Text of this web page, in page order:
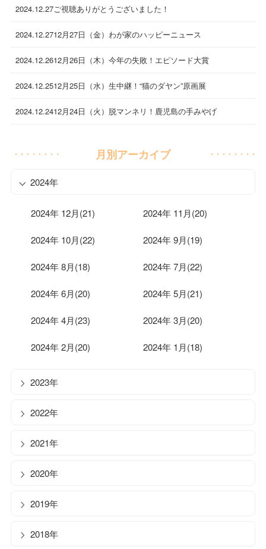
2024.12.27ご視聴ありがとうございました！
2024.12.2712月27日（金）わが家のハッピーニュース
2024.12.2612月26日（木）今年の失敗！エピソード大賞
2024.12.2512月25日（水）生中継！“猫のダヤン”原画展
2024.12.2412月24日（火）脱マンネリ！鹿児島の手みやげ
月別アーカイブ
2024年
2024年 12月(21) 2024年 11月(20)
2024年 10月(22) 2024年 9月(19)
2024年 8月(18) 2024年 7月(22)
2024年 6月(20) 2024年 5月(21)
2024年 4月(23) 2024年 3月(20)
2024年 2月(20) 2024年 1月(18)
2023年
2022年
2021年
2020年
2019年
2018年